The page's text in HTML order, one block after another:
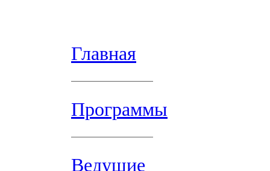
Главная
Программы
Ведущие